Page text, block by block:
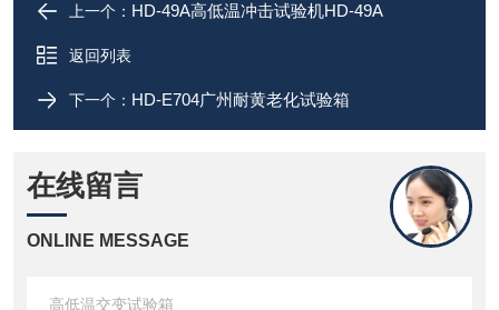
上一个： HD-49A高低温冲击试验机HD-49A
返回列表
下一个： HD-E704广州耐黄老化试验箱
在线留言
ONLINE MESSAGE